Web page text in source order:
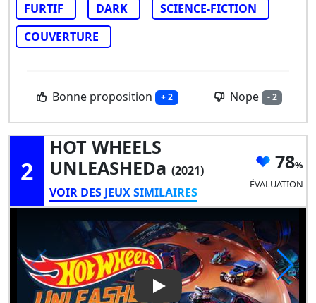
FURTIF
DARK
SCIENCE-FICTION
COUVERTURE
Bonne proposition + 2 Nope - 2
2
HOT WHEELS
UNLEASHEDa (2021)
VOIR DES JEUX SIMILAIRES
78
ÉVALUATION
Play Video: HOT WHEELS